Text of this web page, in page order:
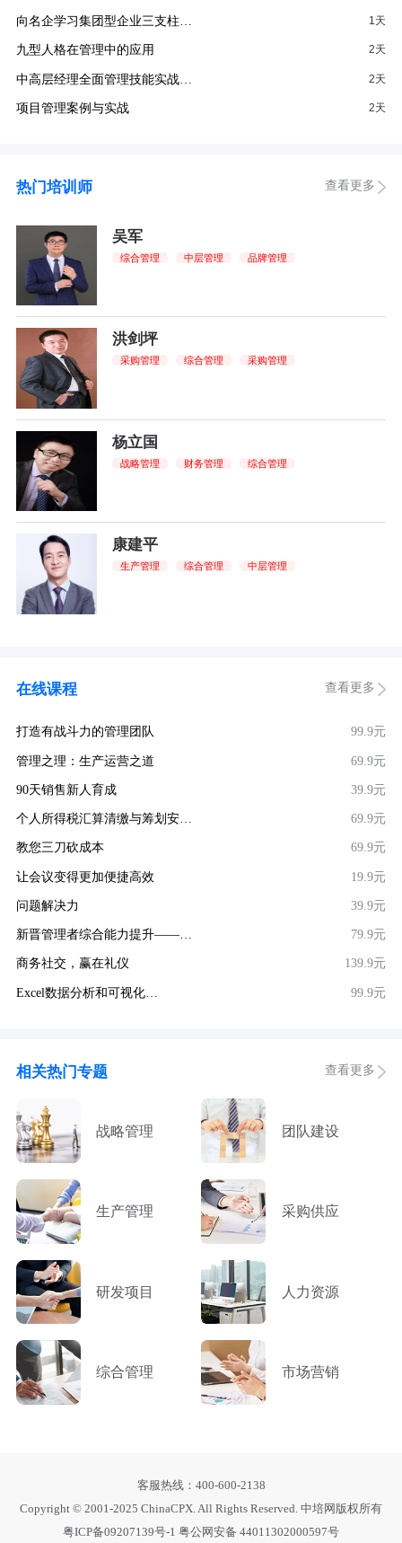
向名企学习集团型企业三支柱… 1天
九型人格在管理中的应用 2天
中高层经理全面管理技能实战… 2天
项目管理案例与实战 2天
热门培训师 查看更多
吴军
综合管理 中层管理 品牌管理
洪剑坪
采购管理 综合管理 采购管理
杨立国
战略管理 财务管理 综合管理
康建平
生产管理 综合管理 中层管理
在线课程 查看更多
打造有战斗力的管理团队 99.9元
管理之理：生产运营之道 69.9元
90天销售新人育成 39.9元
个人所得税汇算清缴与筹划安… 69.9元
教您三刀砍成本 69.9元
让会议变得更加便捷高效 19.9元
问题解决力 39.9元
新晋管理者综合能力提升——… 79.9元
商务社交，赢在礼仪 139.9元
Excel数据分析和可视化… 99.9元
相关热门专题 查看更多
战略管理 团队建设
生产管理 采购供应
研发项目 人力资源
综合管理 市场营销
客服热线：400-600-2138
Copyright © 2001-2025 ChinaCPX. All Rights Reserved. 中培网版权所有
粤ICP备09207139号-1 粤公网安备 44011302000597号